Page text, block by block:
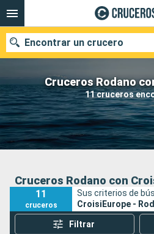
Cruceros Rodano
11 cruceros
Encontrar un crucero
Nuestros destinos
Fecha de salida
Cruceros Rodano con
11
cruceros
Sus criterios de
CroisiEurope -
Filtrar